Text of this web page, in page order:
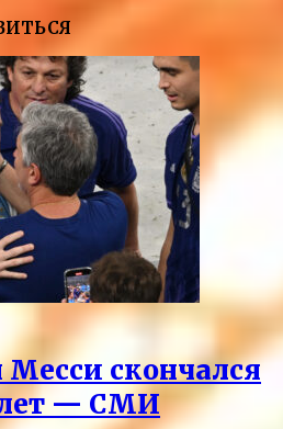
скончался
лет — СМИ